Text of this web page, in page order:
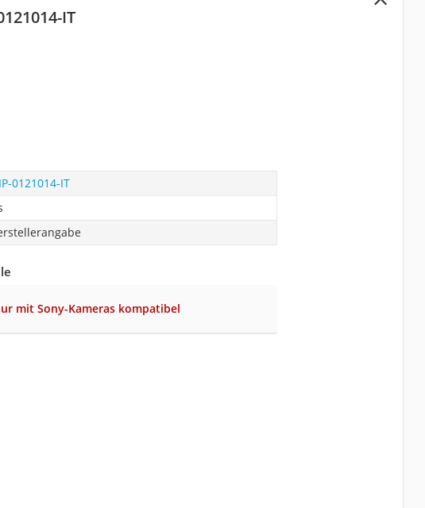
IT
0121014-IT
mit Sony-Kameras kompatibel